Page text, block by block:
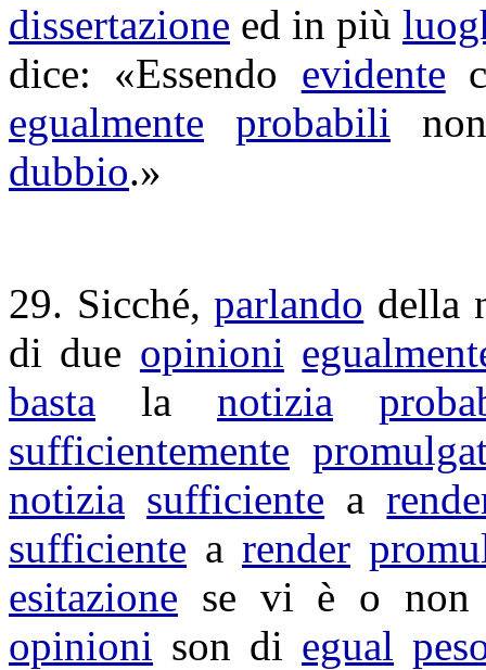
dissertazione ed in più
dice: «Essendo evidente
egualmente
probabili
dubbio.»
29. Sicché,parlando della
di due opinioni
basta lanotizia
sufficientemente
notizia sufficiente a
sufficiente arender
esitazione se vi è o
opinioni son di egual